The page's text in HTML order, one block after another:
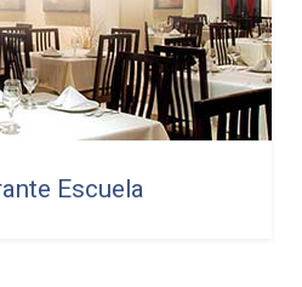
Escuela